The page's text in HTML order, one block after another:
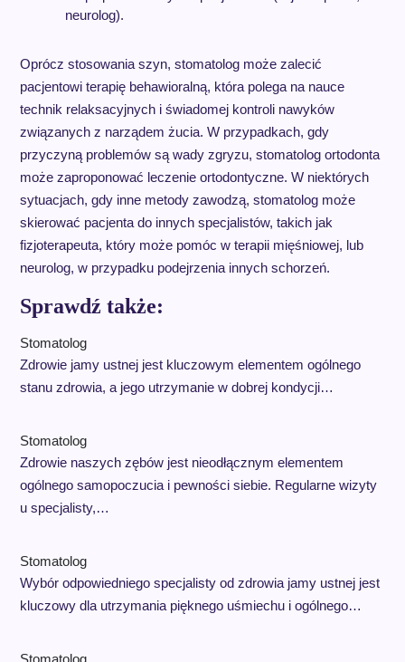
neurolog).
Oprócz stosowania szyn, stomatolog może zalecić
pacjentowi terapię behawioralną, która polega na nauce
technik relaksacyjnych i świadomej kontroli nawyków
związanych z narządem żucia. W przypadkach, gdy
przyczyną problemów są wady zgryzu, stomatolog ortodonta
może zaproponować leczenie ortodontyczne. W niektórych
sytuacjach, gdy inne metody zawodzą, stomatolog może
skierować pacjenta do innych specjalistów, takich jak
fizjoterapeuta, który może pomóc w terapii mięśniowej, lub
neurolog, w przypadku podejrzenia innych schorzeń.
Sprawdź także:
Stomatolog
Zdrowie jamy ustnej jest kluczowym elementem ogólnego
stanu zdrowia, a jego utrzymanie w dobrej kondycji…
Stomatolog
Zdrowie naszych zębów jest nieodłącznym elementem
ogólnego samopoczucia i pewności siebie. Regularne wizyty
u specjalisty,…
Stomatolog
Wybór odpowiedniego specjalisty od zdrowia jamy ustnej jest
kluczowy dla utrzymania pięknego uśmiechu i ogólnego…
Stomatolog